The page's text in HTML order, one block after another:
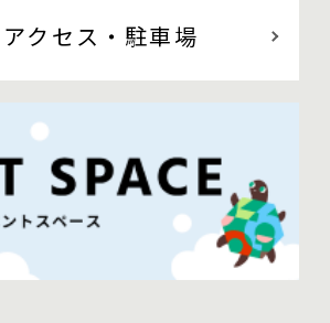
アクセス ・駐車場